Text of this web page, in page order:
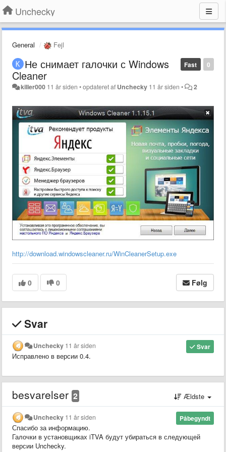
Unchecky
General Fejl
0
Fast
Не снимает галочки с Windows
Cleaner
killer000 11 år siden •opdateret af Unchecky 11 år siden • 2
http://download.windowscleaner.ru/WinCleanerSetup.exe
0 0 Følg
Svar
Svar
Unchecky 11 år siden
Исправлено в версии 0.4.
besvarelser 2 Ældste
Påbegyndt
Unchecky 11 år siden
Спасибо за информацию.
Галочки в установщиках iTVA будут убираться в следующей
версии Unchecky.